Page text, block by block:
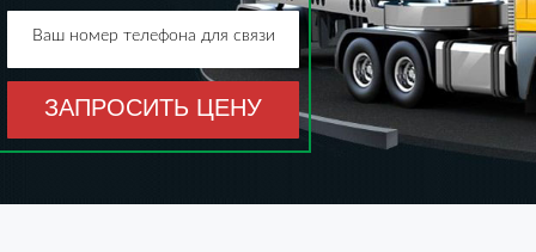
ЗАПРОСИТЬ ЦЕНУ
Ваш номер телефона для связи